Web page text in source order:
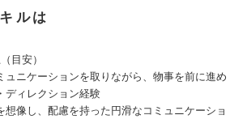
ルは
目安）
ュニケーションを取りながら、物事を前に進め
ディレクション経験
想像し、配慮を持った円滑なコミュニケーショ